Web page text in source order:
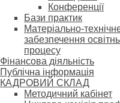
Конференції
Бази практик
Матеріально-
забезпечення
процесу
Фінансова діяльність
Публічна інформація
КАДРОВИЙ СКЛАД
Методичний кабінет